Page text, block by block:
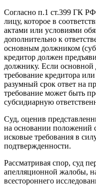
Согласно п.1 ст.399 ГК
лицу, которое в
актами или условиями
дополнительно к
основным должником
кредитор должен
должнику. Если основной
требование кредитора
разумный срок ответ на
требование может быть
субсидиарную
Суд, оценив
на основании
исковые требования в
подтвержденности.
Рассматривая спор, суд
апелляционной жалобы,
всестороннего